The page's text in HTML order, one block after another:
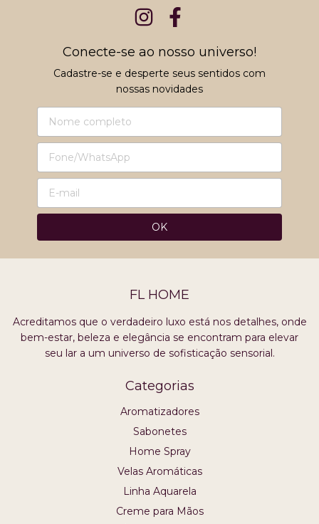
Conecte-se ao nosso universo!
Cadastre-se e desperte seus sentidos com
nossas novidades
FL HOME
Acreditamos que o verdadeiro luxo está nos detalhes, onde
bem-estar, beleza e elegância se encontram para elevar
seu lar a um universo de sofisticação sensorial.
Categorias
Aromatizadores
Sabonetes
Home Spray
Velas Aromáticas
Linha Aquarela
Creme para Mãos